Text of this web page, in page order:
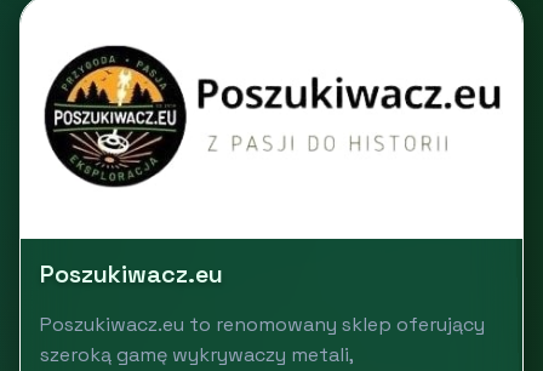
Poszukiwacz.eu
Poszukiwacz.eu to renomowany sklep oferujący
szeroką gamę wykrywaczy metali,